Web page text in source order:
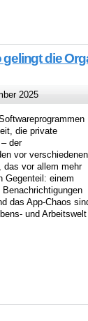
die
2025
die private
der
vor verschiedenen
das vor allem mehr
Gegenteil: einem
das App-Chaos
und Arbeitswelt